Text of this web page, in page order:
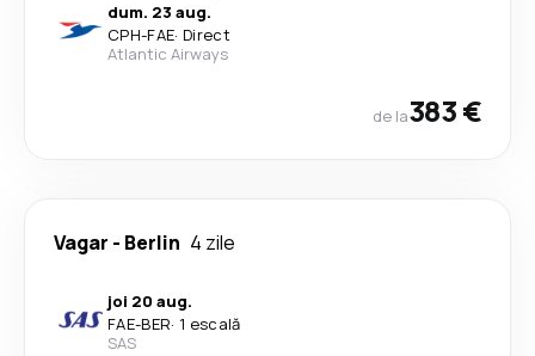
dum. 23 aug.
CPH-FAE· Direct
Atlantic Airways
de la383 €
Vagar - Berlin 4 zile
joi 20 aug.
FAE-BER· 1 escală
SAS